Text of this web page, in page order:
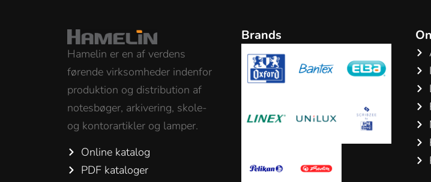
Hamelin er en af verdens
førende virksomheder indenfor
produktion og distribution af
notesbøger, arkivering, skole-
og kontorartikler og lamper.
Online katalog
PDF kataloger
Brands